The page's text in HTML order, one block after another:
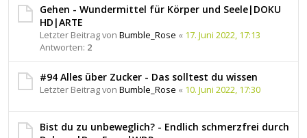
Gehen - Wundermittel für Körper und Seele|DOKU
HD|ARTE
Letzter Beitrag von Bumble_Rose « 17. Juni 2022, 17:13
Antworten: 2
#94 Alles über Zucker - Das solltest du wissen
Letzter Beitrag von Bumble_Rose « 10. Juni 2022, 17:30
Bist du zu unbeweglich? - Endlich schmerzfrei durch